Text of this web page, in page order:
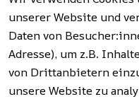
unserer Website und
Daten von
Adresse), um z.B.
von Drittanbietern
unsere Website zu
Werkzeuge,
Garten,
Haushalt
und mehr.
t
Hinweise
rgung